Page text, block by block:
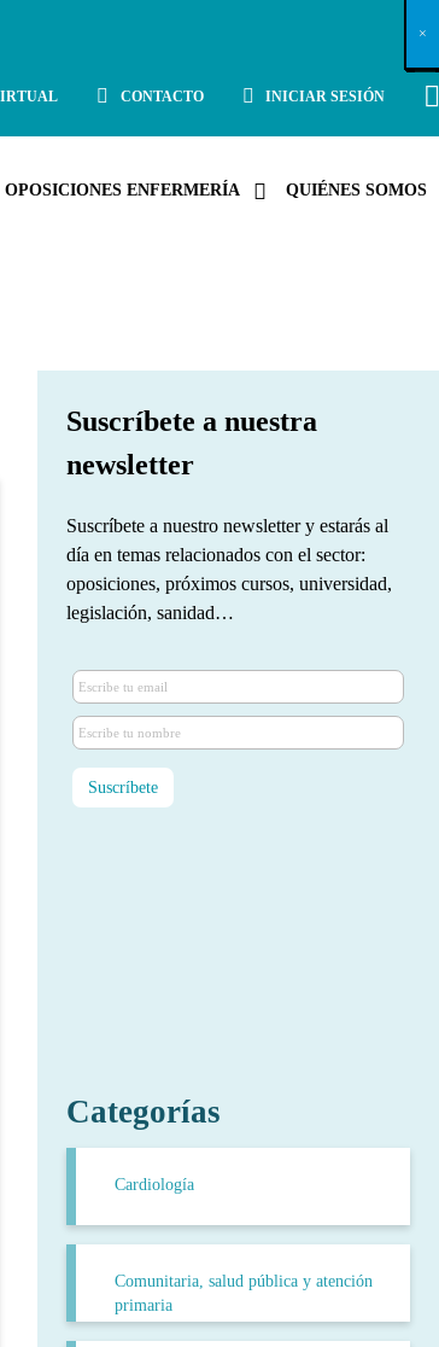
CONTACTO INICIAR SESIÓN
OPOSICIONES ENFERMERÍA QUIÉNES SOMOS
Suscríbete a nuestra
newsletter
Suscríbete a nuestro newsletter y estarás al
día en temas relacionados con el sector:
oposiciones, próximos cursos, universidad,
legislación, sanidad…
Categorías
Cardiología
Comunitaria, salud pública y atención
primaria
X
×
×
×
×
×
×
×
×
×
×
×
×
×
×
×
×
×
×
×
×
×
×
×
×
×
×
×
×
×
×
×
×
×
×
×
×
×
×
×
×
×
×
×
×
×
×
×
×
×
×
×
×
×
×
×
×
×
×
×
×
×
×
×
×
×
×
×
×
×
×
×
×
×
×
×
×
×
×
×
×
×
×
×
×
×
×
×
×
×
×
×
×
×
×
×
×
×
×
×
×
×
×
×
×
×
×
×
×
×
×
×
×
×
×
×
×
×
×
×
×
×
×
×
×
×
×
×
×
×
×
×
×
×
×
×
×
×
×
×
×
×
×
×
×
×
×
×
×
×
×
×
×
×
×
×
×
×
×
×
×
×
×
×
×
×
×
×
×
×
×
×
×
×
×
×
×
×
×
×
×
×
×
×
×
×
×
×
×
×
×
×
×
×
×
×
×
×
×
×
×
×
×
×
×
×
×
×
×
×
×
×
×
×
×
×
×